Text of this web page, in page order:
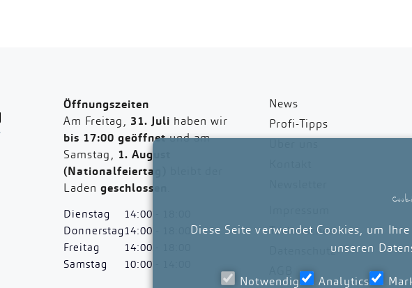
Öffnungszeiten
Am Freitag, 31. Juli haben wir
bis 17:00 geöffnetund am
Samstag, 1. August
(Nationalfeiertag)
Laden geschlossen
Dienstag
Donnerstag
Freitag
Samstag
14:00 - 18:00
14:00 - 18:00
14:00 - 18:00
10:00 - 14:00
News
Profi-Tipps
Technisches
Datenschutz
Diese Seite verwendet Cookies, um
unseren
Notwendig Analytics